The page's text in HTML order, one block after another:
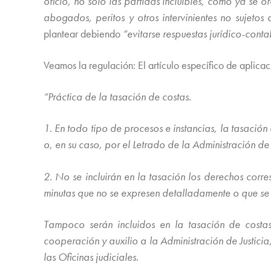
abogados, peritos y otros intervinientes no sujetos
plantear debiendo “evitarse respuestas jurídico-
Veamos la regulación: El artículo específico de
“Práctica de la tasación de costas.
1. En todo tipo de procesos e instancias, la
o, en su caso, por el Letrado de la Administración
2. No se incluirán en la tasación los derechos
minutas que no se expresen detalladamente o que
Tampoco serán incluidos en la tasación de
cooperación y auxilio a la Administración de
las Oficinas judiciales.